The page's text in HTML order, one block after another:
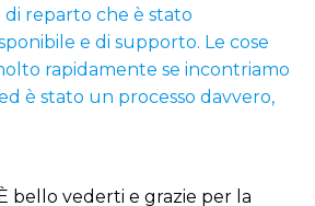
reparto che è stato
e di supporto. Le cose
rapidamente se incontriamo
è stato un processo davvero,
bello vederti e grazie per la